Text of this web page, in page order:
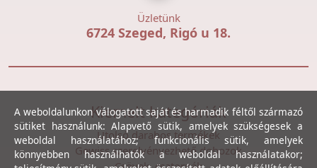
Üzletünk
6724 Szeged, Rigó u 18.
Kiemelt kategóriák
Utolsó darabos termékek
Gewiss szerelvényezhető dobozok
A weboldalunkon válogatott saját és harmadik féltől származó
sütiket használunk: Alapvető sütik, amelyek szükségesek a
weboldal használatához; funkcionális sütik, amelyek
könnyebben használhatók a weboldal használatakor;